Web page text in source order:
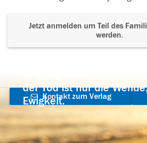
Jetzt anmelden um Teil des
werden.
der Tod ist nur die
Ewigkeit.
Kontakt zum Verlag
aufnehmen